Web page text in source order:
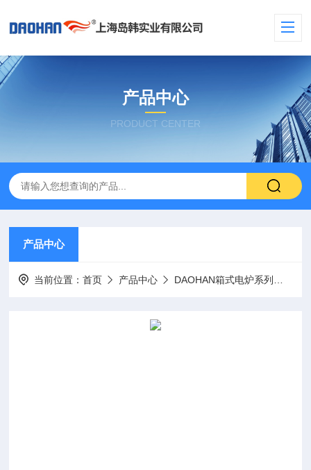
产品中心
PRODUCT CENTER
产品中心
当前位置：首页 产品中心 DAOHAN箱式电炉系列